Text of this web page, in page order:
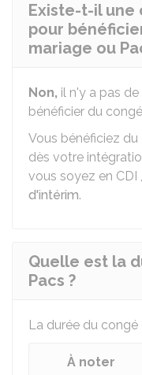
Existe-t-il
pour
mariage ou
Non, il n'y a pas
bénéficier du
Vous bénéficiez
dès votre
vous soyez en CDI
d'intérim.
Quelle est la
Pacs ?
La durée du congé
À noter